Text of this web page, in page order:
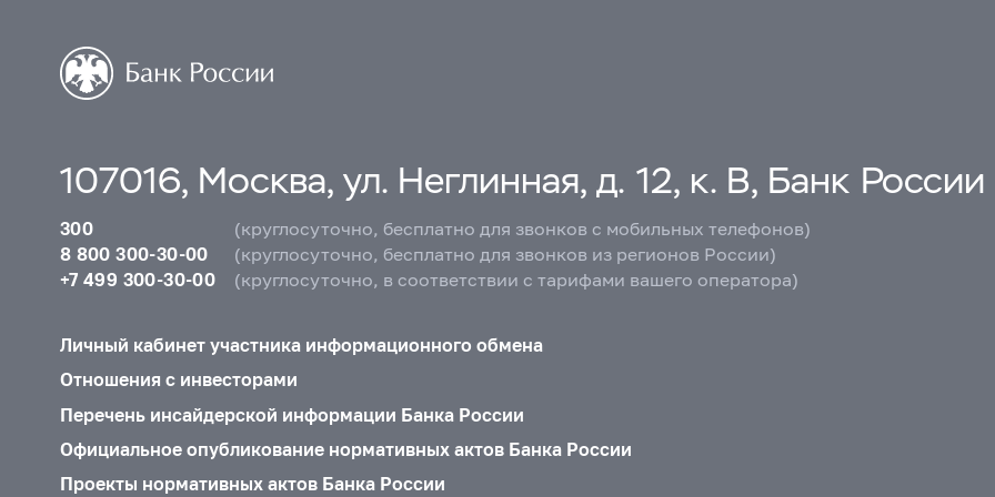
107016, Москва, ул. Неглинная, д. 12, к. В, Банк России
300
(круглосуточно, бесплатно для звонков с мобильных телефонов)
8 800 300-30-00
(круглосуточно, бесплатно для звонков из регионов России)
+7 499 300-30-00
(круглосуточно, в соответствии с тарифами вашего оператора)
Личный кабинет участника информационного обмена
Отношения с инвесторами
Перечень инсайдерской информации Банка России
Официальное опубликование нормативных актов Банка России
Проекты нормативных актов Банка России